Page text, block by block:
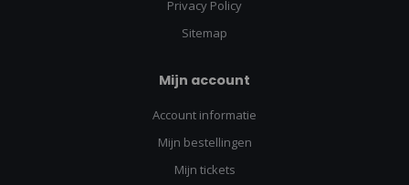
Privacy Policy
Sitemap
Mijn account
Account informatie
Mijn bestellingen
Mijn tickets